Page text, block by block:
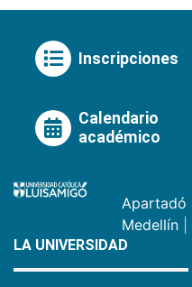
Inscripciones
Calendario
académico
Apartadó
Medellín
LA UNIVERSIDAD